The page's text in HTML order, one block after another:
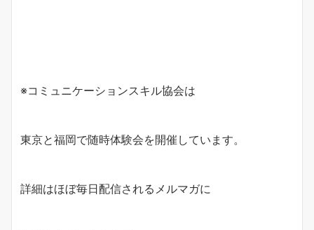
※コミュニケーションスキル協会は
東京と福岡で随時体験会を開催しています。
詳細はほぼ毎日配信されるメルマガに